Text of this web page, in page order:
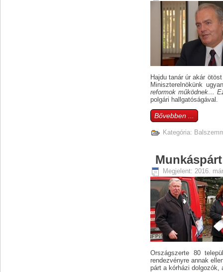
Hajdu tanár úr akár
Miniszterelnökünk
reformok működnek…
polgári hallgatóságával.
Bővebben ...
Kategória:
Megjelent: 2016.
Országszerte 80
rendezvényre annak
párt a kórházi